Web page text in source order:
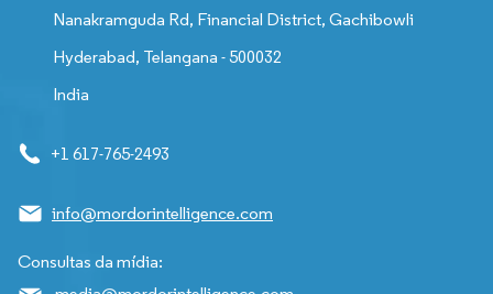
Nanakramguda Rd, Financial District, Gachibowli
Hyderabad, Telangana - 500032
India
+1 617-765-2493
info@mordorintelligence.com
Consultas da mídia: